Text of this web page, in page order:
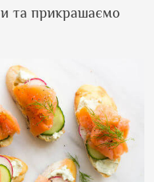
та прикрашаємо